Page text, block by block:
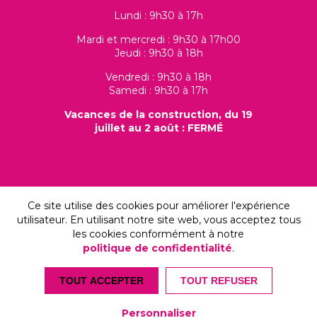
Lundi : 9h30 à 17h
Mardi et mercredi : 9h30 à 17h00
Jeudi : 9h30 à 18h
Vendredi : 9h30 à 18h
Samedi : 9h30 à 17h
Vacances de la construction, du 19
juillet au 2 août : FERMÉ
© 2026, Les Folleries Fleuries, tous droits réservés
Thème par Concepsim
Ce site utilise des cookies pour améliorer l'expérience
utilisateur. En utilisant notre site web, vous acceptez tous
les cookies conformément à notre
politique de confidentialité.
TOUT ACCEPTER TOUT REFUSER
Personnaliser